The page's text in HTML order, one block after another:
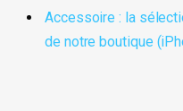
Accessoire : la
de notre boutique